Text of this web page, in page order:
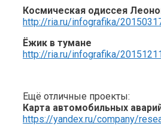
Космическая одиссея
http://ria.ru/infografika/
Ёжик в тумане
http://ria.ru/infografika/
Ещё отличные проекты:
Карта автомобильных
https://yandex.ru/company/